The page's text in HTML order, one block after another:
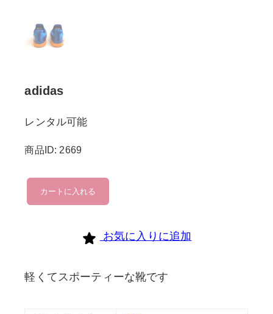
adidas
レンタル可能
商品ID: 2669
adidas
個
カートに入れる
お気に入りに追加
軽くてスポーティーな靴です